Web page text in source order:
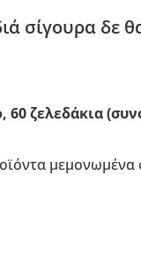
σίγουρα δε
60 ζελεδάκια
μεμονωμένα